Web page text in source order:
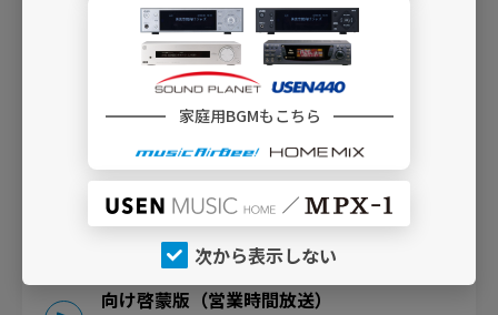
カスタマーハラスメント防止対策(1)お客様
向け啓蒙版（営業時間放送）
家庭用BGMもこちら
次から表示しない